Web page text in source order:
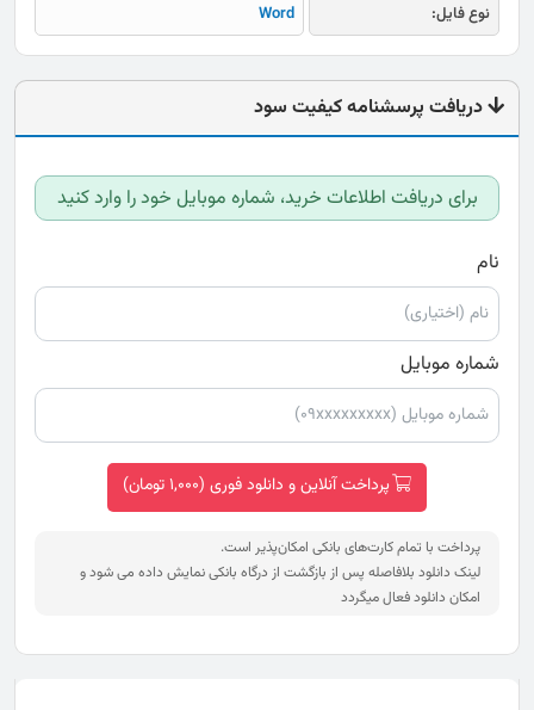
نوع فایل:
Word
دریافت پرسشنامه کیفیت سود
برای دریافت اطلاعات خرید، شماره موبایل خود را وارد کنید
نام
شماره موبایل
پرداخت آنلاین و دانلود فوری (1,000 تومان)
پرداخت با تمام کارت‌های بانکی امکان‌پذیر است.
لینک دانلود بلافاصله پس از بازگشت از درگاه بانکی نمایش داده می شود و
امکان دانلود فعال میگردد